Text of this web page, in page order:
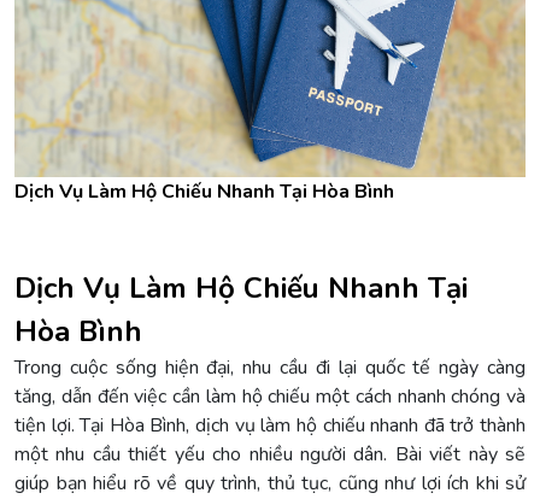
Dịch Vụ Làm Hộ Chiếu Nhanh Tại Hòa Bình
Dịch Vụ Làm Hộ Chiếu Nhanh Tại
Hòa Bình
Trong cuộc sống hiện đại, nhu cầu đi lại quốc tế ngày càng
tăng, dẫn đến việc cần làm hộ chiếu một cách nhanh chóng và
tiện lợi. Tại Hòa Bình, dịch vụ làm hộ chiếu nhanh đã trở thành
một nhu cầu thiết yếu cho nhiều người dân. Bài viết này sẽ
giúp bạn hiểu rõ về quy trình, thủ tục, cũng như lợi ích khi sử